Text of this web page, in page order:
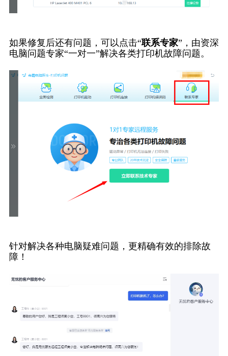
如果修复后还有问题，可以点击“联系专家”，由资深
电脑问题专家“一对一”解决各类打印机故障问题。
针对解决各种电脑疑难问题，更精确有效的排除故
障！